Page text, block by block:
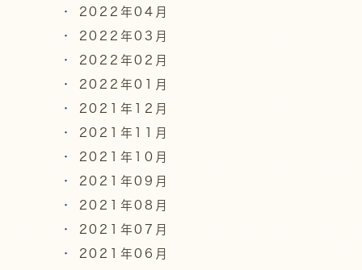
2022年04月
2022年03月
2022年02月
2022年01月
2021年12月
2021年11月
2021年10月
2021年09月
2021年08月
2021年07月
2021年06月